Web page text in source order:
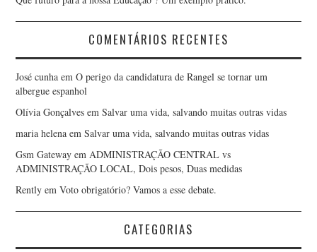
COMENTÁRIOS RECENTES
José cunha emO perigo da candidatura de Rangel se tornar um
albergue espanhol
Olívia Gonçalves emSalvar uma vida, salvando muitas outras vidas
maria helena emSalvar uma vida, salvando muitas outras vidas
Gsm Gateway emADMINISTRAÇÃO CENTRAL vs
ADMINISTRAÇÃO LOCAL, Dois pesos, Duas medidas
Rently emVoto obrigatório? Vamos a esse debate.
CATEGORIAS